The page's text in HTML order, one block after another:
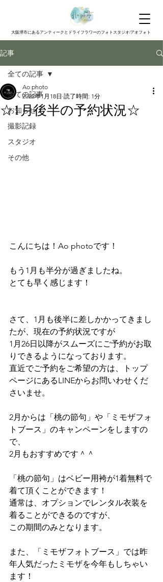
大阪堺市にあるアンティークとドライフラワーのフォトスタジオ/アオフォト
記事
全ての記事
お知らせ
撮影記録
スタジオ
その他
全ての記事
☆1月後半の予約状況☆
Ao photo
2022年1月18日 読了時間: 1分
こんにちは！Ao photoです！
もう1月も半分が過ぎましたね。
とても早く感じます！
さて、1月も後半に差しかかってきまし
たが、現在の予約状況ですが
1月26日以降がスムーズにご予約がお取
りできるようになっております。
直近でご予約をご希望の方は、トップ
ページにあるLINEからお問いわせくだ
さいませ。
2月からは「桃の節句」や「ミモザフォ
トブース」のキャンペーンをしますの
で、
2月もおすすめです＾＾
「桃の節句」はベビー用袴が1着無料で
着て頂くことができます！
通常は、オプションでレンタル衣装を
着ることができるのですが、
この期間のみとなります。
また、「ミモザフォトブース」では昨
年人気だったミモザを今年もしちゃい
ます！